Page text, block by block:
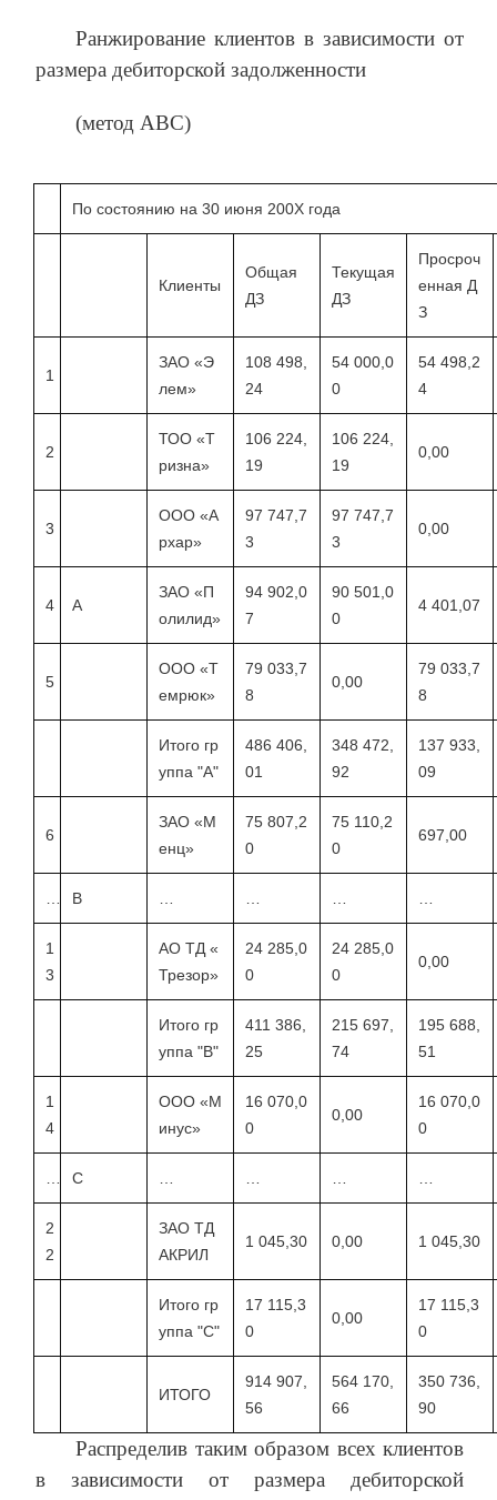
Ранжирование клиентов в зависимости от
размера дебиторской задолженности
(метод АВС)
По состоянию на 30 июня 200Х года
Клиенты
Общая
ДЗ
Текущая
ДЗ
Просроч
енная Д
З
1
ЗАО «Э
лем»
108 498,
24
54 000,0
0
54 498,2
4
2
ТОО «Т
ризна»
106 224,
19
106 224,
19
0,00
3
ООО «А
рхар»
97 747,7
3
97 747,7
3
0,00
4 А
ЗАО «П
олилид»
94 902,0
7
90 501,0
0
4 401,07
5
ООО «Т
емрюк»
79 033,7
8
0,00
79 033,7
8
Итого гр
уппа "А"
486 406,
01
348 472,
92
137 933,
09
6
ЗАО «М
енц»
75 807,2
0
75 110,2
0
697,00
В
1
3
АО ТД «
Трезор»
24 285,0
0
24 285,0
0
0,00
Итого гр
уппа "В"
411 386,
25
215 697,
74
195 688,
51
1
4
ООО «М
инус»
16 070,0
0
0,00
16 070,0
0
С
2
2
ЗАО ТД
АКРИЛ
1 045,30 0,00 1 045,30
Итого гр
уппа "С"
17 115,3
0
0,00
17 115,3
0
ИТОГО
914 907,
56
564 170,
66
350 736,
90
Распределив таким образом всех клиентов
в зависимости от размера дебиторской